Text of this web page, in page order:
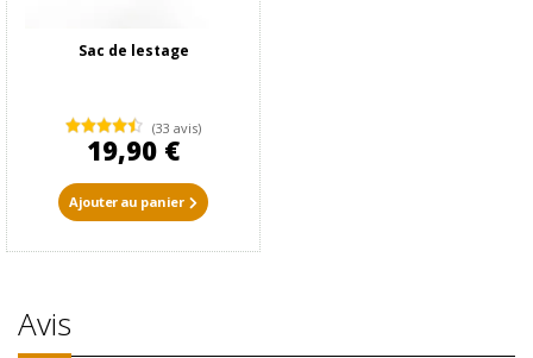
Sac de lestage
(33 avis)
19,90 €
Ajouter au panier
Avis